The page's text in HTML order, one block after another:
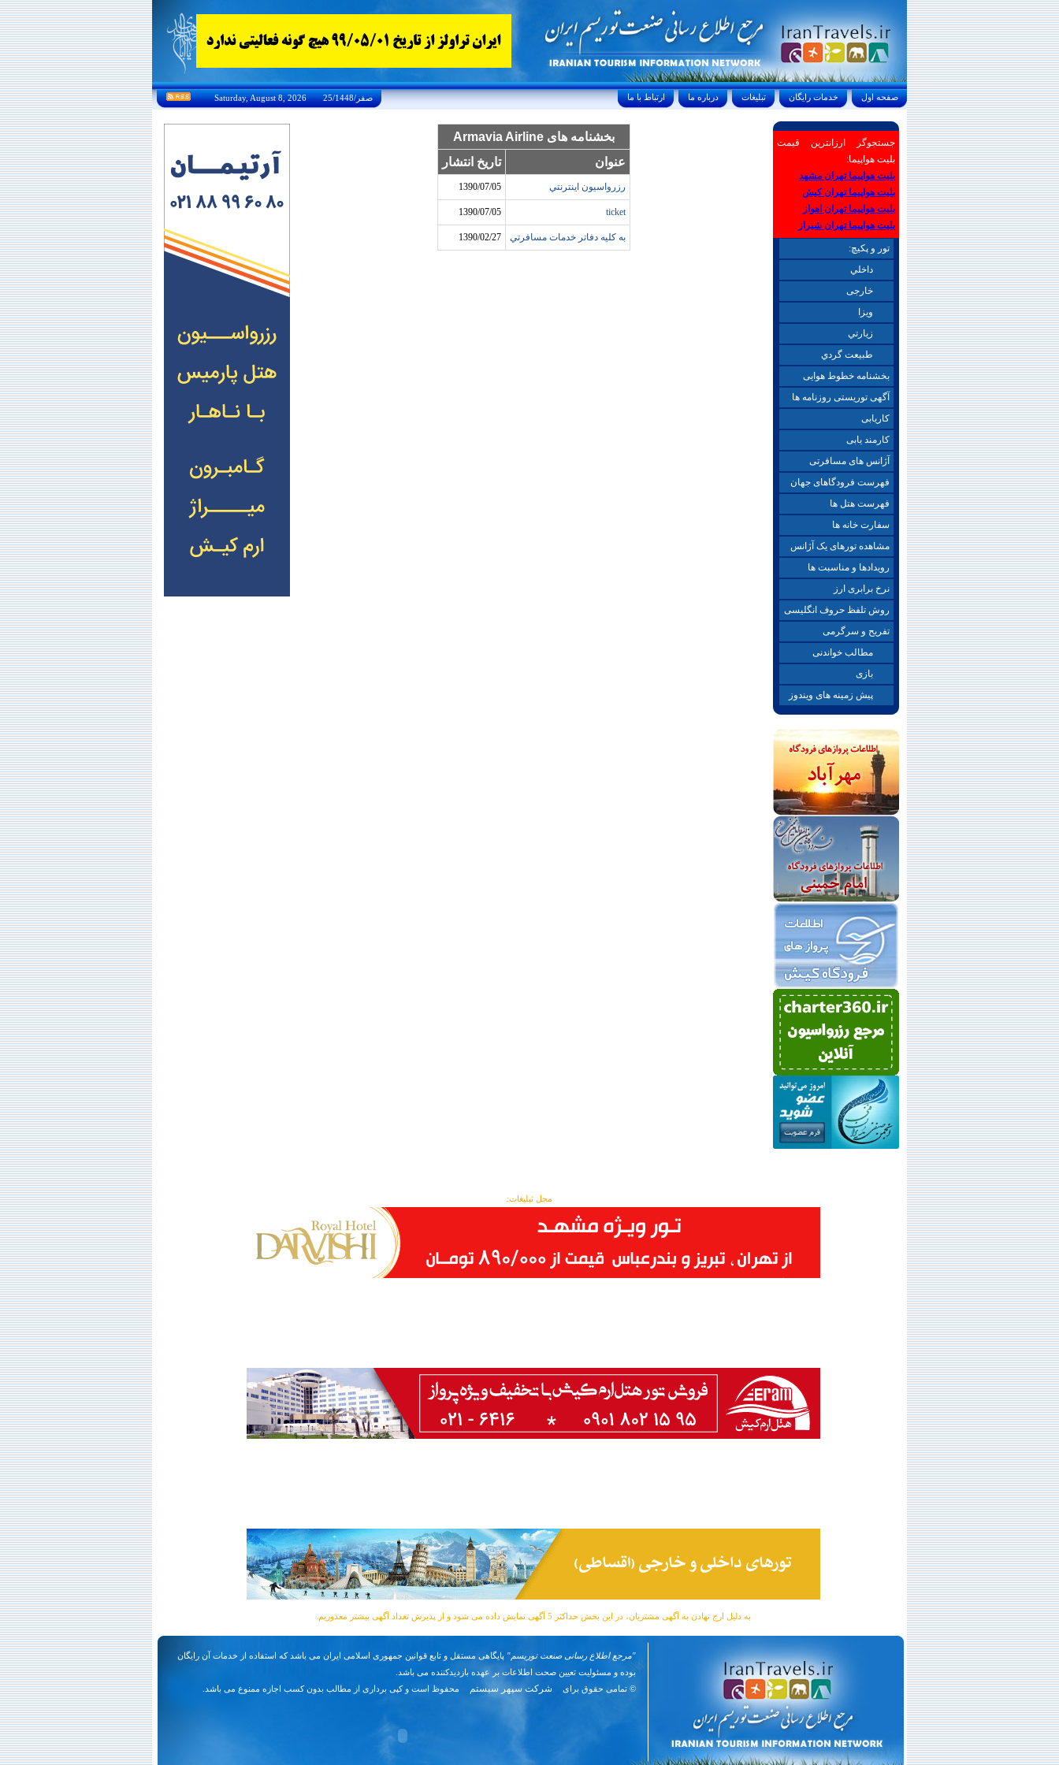
Saturday, August 8, 2026 25/صفر/1448 ارتباط با ما درباره ما تبليغات خدمات رايگان صفحه اول
بخشنامه های Armavia Airline
عنوان
تاریخ انتشار
رزرواسيون اينترنتي 1390/07/05
ticket
1390/07/05
به کليه دفاتر خدمات مسافرتي 1390/02/27
جستجوگر ارزانترین قیمت
بلیت هواپیما:
بلیت هواپیما تهران مشهد
بلیت هواپیما تهران کیش
بلیت هواپیما تهران اهواز
بلیت هواپیما تهران شیراز
تور و پکیچ:
داخلي
خارجی
ويزا
زيارتي
طبيعت گردي
بخشنامه خطوط هوایی
آگهی توریستی روزنامه ها
کاریابی
کارمند یابی
آژانس های مسافرتی
فهرست فرودگاهای جهان
فهرست هتل ها
سفارت خانه ها
مشاهده تورهای یک آژانس
رویدادها و مناسبت ها
نرخ برابری ارز
روش تلفظ حروف انگلیسی
تفریح و سرگرمی
مطالب خواندنی
بازی
پیش زمینه های ویندوز
محل تبلیغات:
به دلیل ارج نهادن به آگهی مشتریان، در این بخش حداکثر 5 آگهی نمایش داده می شود و از پذیرش تعداد آگهی بیشتر معذوریم.
"مرجع اطلاع رسانی صنعت توریسم" پایگاهی مستقل و تابع قوانین جمهوری اسلامی ایران می باشد که استفاده از خدمات آن رایگان
بوده و مسئوليت تعیین صحت اطلاعات بر عهده بازدیدکننده می باشد.
© تمامی حقوق برای
شرکت سپهر سیستم محفوظ است و کپی برداری از مطالب بدون کسب اجازه ممنوع می باشد.